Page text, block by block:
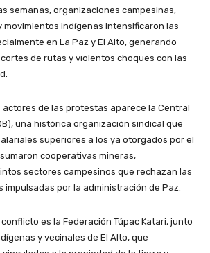
semanas, organizaciones campesinas,
movimientos indígenas intensificaron las
en La Paz y El Alto, generando
de rutas y violentos choques con las
actores de las protestas aparece la Central
una histórica organización sindical que
superiores a los ya otorgados por el
cooperativas mineras,
sectores campesinos que rechazan las
impulsadas por la administración de Paz.
es la Federación Túpac Katari, junto
y vecinales de El Alto, que